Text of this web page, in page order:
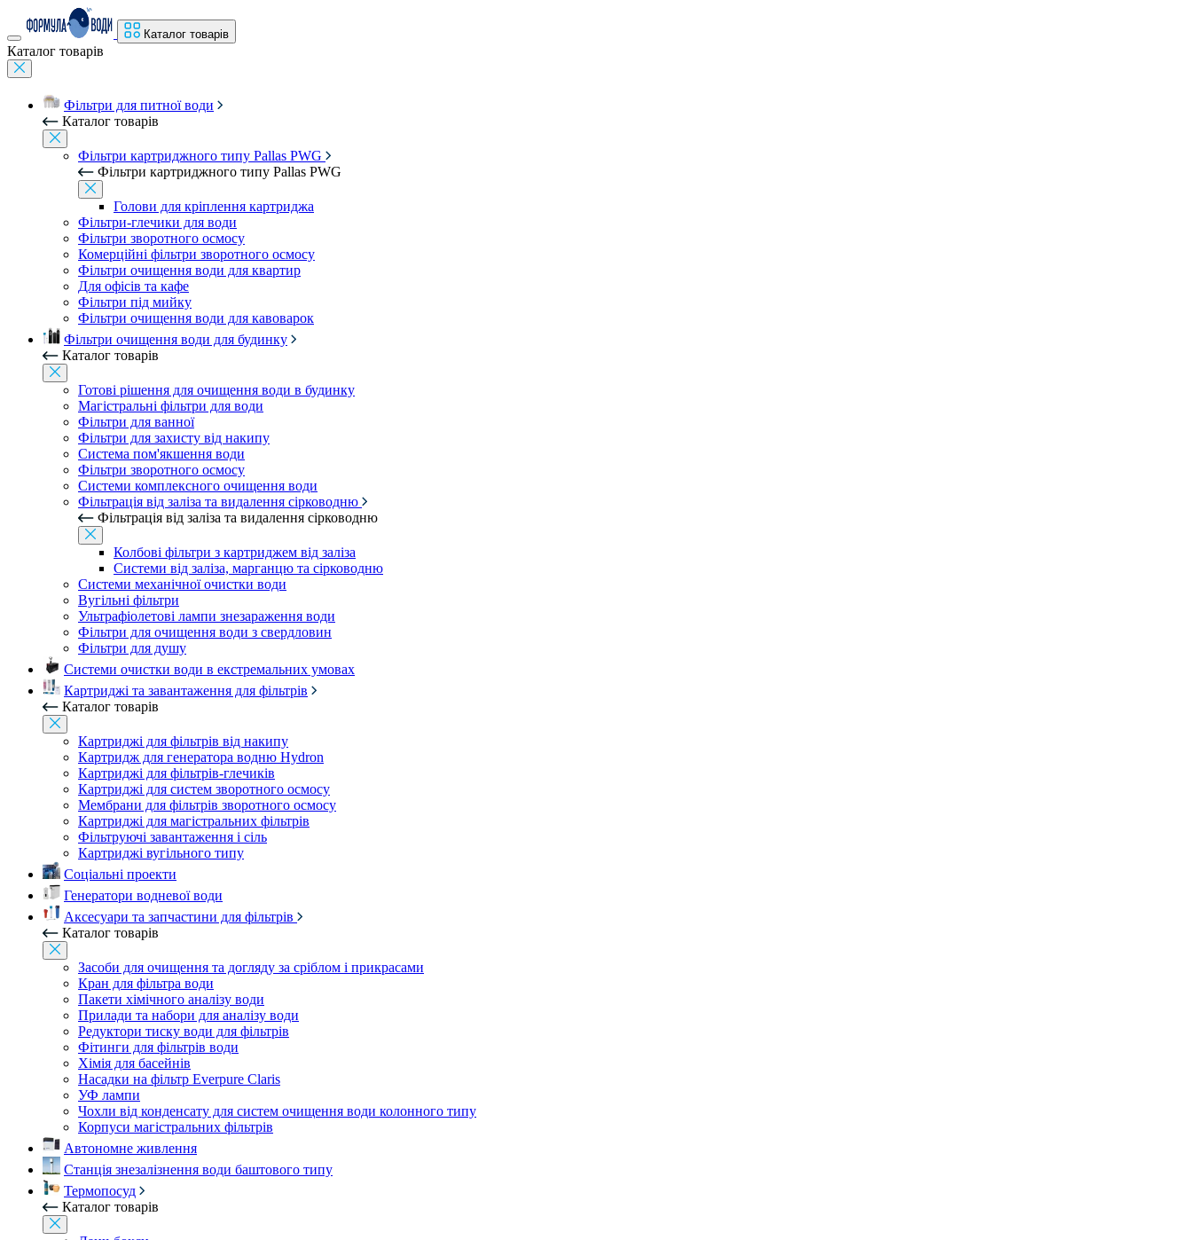
Каталог товарів
Каталог товарів
Фільтри для питної води
Каталог товарів
Фільтри картриджного типу Pallas PWG
Фільтри картриджного типу Pallas PWG
Голови для кріплення картриджа
Фільтри-глечики для води
Фільтри зворотного осмосу
Комерційні фільтри зворотного осмосу
Фільтри очищення води для квартир
Для офісів та кафе
Фільтри під мийку
Фільтри очищення води для кавоварок
Фільтри очищення води для будинку
Каталог товарів
Готові рішення для очищення води в будинку
Магістральні фільтри для води
Фільтри для ванної
Фільтри для захисту від накипу
Система пом'якшення води
Фільтри зворотного осмосу
Системи комплексного очищення води
Фільтрація від заліза та видалення сірководню
Фільтрація від заліза та видалення сірководню
Колбові фільтри з картриджем від заліза
Системи від заліза, марганцю та сірководню
Системи механічної очистки води
Вугільні фільтри
Ультрафіолетові лампи знезараження води
Фільтри для очищення води з свердловин
Фільтри для душу
Системи очистки води в екстремальних умовах
Картриджі та завантаження для фільтрів
Каталог товарів
Картриджі для фільтрів від накипу
Картридж для генератора водню Hydron
Картриджі для фільтрів-глечиків
Картриджі для систем зворотного осмосу
Мембрани для фільтрів зворотного осмосу
Картриджі для магістральних фільтрів
Фільтруючі завантаження і сіль
Картриджі вугільного типу
Соціальні проекти
Генератори водневої води
Аксесуари та запчастини для фільтрів
Каталог товарів
Засоби для очищення та догляду за сріблом і прикрасами
Кран для фільтра води
Пакети хімічного аналізу води
Прилади та набори для аналізу води
Редуктори тиску води для фільтрів
Фітинги для фільтрів води
Хімія для басейнів
Насадки на фільтр Everpure Claris
УФ лампи
Чохли від конденсату для систем очищення води колонного типу
Корпуси магістральних фільтрів
Автономне живлення
Станція знезалізнення води баштового типу
Термопосуд
Каталог товарів